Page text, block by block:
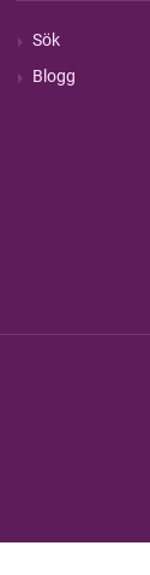
Sök
Blogg